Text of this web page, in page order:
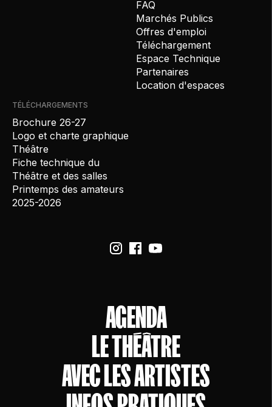
FAQ
Marchés Publics
Offres d'emploi
Téléchargement
Espace Technique
Partenaires
Location d'espaces
TÉLÉCHARGEMENTS
Brochure 26-27
Logo et charte graphique
Théâtre
Fiche technique du
Théâtre et des salles
Printemps des amateurs
2025-2026
AGENDA
LE THÉÂTRE
AVEC LES ARTISTES